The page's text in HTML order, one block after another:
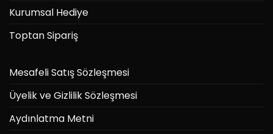
Kurumsal Hediye
Toptan Sipariş
Mesafeli Satış Sözleşmesi
Üyelik ve Gizlilik Sözleşmesi
Aydınlatma Metni